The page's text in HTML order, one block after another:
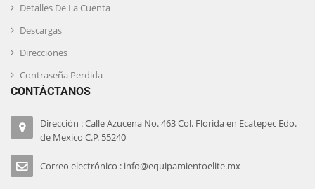
Detalles De La Cuenta
Descargas
Direcciones
Contraseña Perdida
CONTÁCTANOS
Dirección : Calle Azucena No. 463 Col. Florida en Ecatepec Edo.
de Mexico C.P. 55240
Correo electrónico : info@equipamientoelite.mx